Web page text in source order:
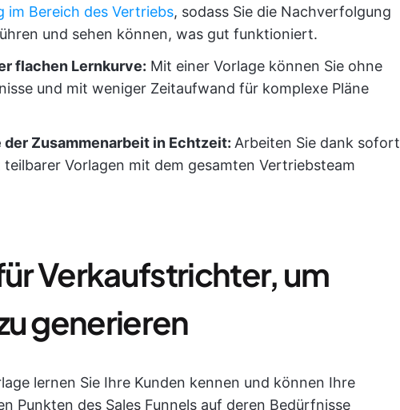
im Bereich des Vertriebs, sodass Sie die Nachverfolgung
und sehen können, was gut funktioniert.
flachen Lernkurve: Mit einer Vorlage können Sie ohne
und mit weniger Zeitaufwand für komplexe Pläne
Zusammenarbeit in Echtzeit: Arbeiten Sie dank sofort
Vorlagen mit dem gesamten Vertriebsteam
Verkaufstrichter, um
generieren
lernen Sie Ihre Kunden kennen und können Ihre
Punkten des Sales Funnels auf deren Bedürfnisse